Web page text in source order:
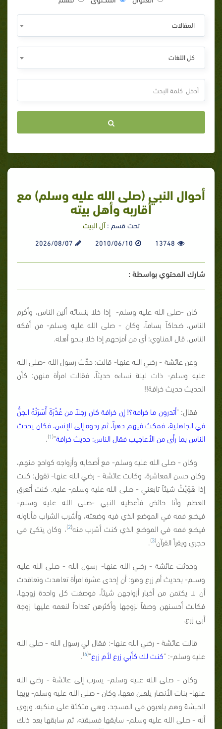
المقالات
كل اللغات
أحوال النبي (صلى الله عليه وسلم) مع
أقاربه وأهل بيته
تحت قسم :آل البيت
13748
2010/06/10
2026/08/07
شارك المحتوي بواسطة :
كان -صلى الله عليه وسلم- إذا خلا بنسائه ألين الناس، وأكرم
الناس، ضحاكاً بساماً، وكان - صلى الله عليه وسلم- من أفكه
الناس. قال المناوي: أي من أمزحهم إذا خلا بنحو أهله.
وعن عائشة - رضي الله عنها- قالت: حدَّث رسول الله -صلى الله
عليه وسلم- ذات ليلة نساءه حديثاً، فقالت امرأة منهن: كأن
الحديث حديث خرافة!!
فقال: "أتدرون ما خرافة؟! إن خرافة كان رجلاً من عُذْرَةَ أَسَرَتْهُ الجنُّ
في الجاهلية، فمكث فيهم دهراً، ثم ردوه إلى الإنس، فكان يحدث
الناس بما رأى من الأعاجيب فقال الناس: حديث خرافة"
(
1
)
.
وكان - صلى الله عليه وسلم- مع أصحابه وأزواجه كواحدٍ منهم،
وكان حسن المعاشرة، وكانت عائشة - رضي الله عنها- تقول: كنت
إذا هَوَيْتُ شيئاً تابعني - صلى الله عليه وسلم- عليه. كنت أتعرق
العظم وأنا حائض فأعطيه النبي -صلى الله عليه وسلم-
فيضع فمه في الموضع الذي فيه وضعته، وأشرب الشراب فأناوله
فيضع فمه في الموضع الذي كنت أشرب منه(
2
)، وكان يتكئ في
حجري ويقرأ القرآن(
3
)
.
وحدثت عائشة - رضي الله عنها- رسول الله - صلى الله عليه
وسلم- بحديث أم زرع وهو: أن إحدى عشرة امرأة تعاهدت وتعاقدت
أن لا يكتمن من أخبار أزواجهن شيئاً، فوصفت كل واحدة زوجها،
فكانت أحسنهن وصفاً لزوجها وأكثرهن تعداداً لنعمه عليها زوجة
أبي زرع.
قالت عائشة - رضي الله عنها-: فقال لي رسول الله - صلى الله
عليه وسلم-: "كنت لك كأبي زرع لأم زرع"
(
4
)
.
وكان - صلى الله عليه وسلم- يسرب إلى عائشة - رضي الله
عنها- بنات الأنصار يلعبن معها، وكان - صلى الله عليه وسلم- يريها
الحبشة وهم يلعبون في المسجد، وهي متكئة على منكبه. وروي
أنه - صلى الله عليه وسلم- سابقها فسبقته، ثم سابقها بعد ذلك